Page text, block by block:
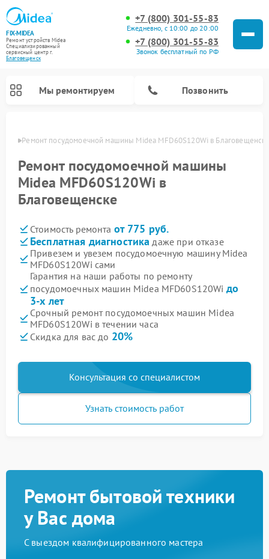
FIX-MIDEA
Ремонт устройств Midea
Специализированный
cервисный центр г.
Благовещенск
+7 (800) 301-55-83
Ежедневно, с 10:00 до 20:00
+7 (800) 301-55-83
Звонок бесплатный по РФ
Мы ремонтируем Позвонить
Ремонт посудомоечной машины Midea MFD60S120Wi в
Ремонт посудомоечной машины
Midea MFD60S120Wi в
Благовещенске
Стоимость ремонта от 775 руб.
Бесплатная диагностика даже при отказе
Привезем и увезем посудомоечную машину Midea
MFD60S120Wi сами
Гарантия на наши работы по ремонту
посудомоечных машин Midea MFD60S120Wi до
3-х лет
Срочный ремонт посудомоечных машин Midea
MFD60S120Wi в течении часа
Скидка для вас до 20%
Консультация со специалистом
Узнать стоимость работ
Ремонт бытовой техники
у Вас дома
С выездом квалифицированного мастера